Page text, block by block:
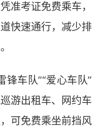
准考证免费乘车，
快速通行，减少排
车队”“爱心车队”
游出租车、网约车
可免费乘坐前挡风